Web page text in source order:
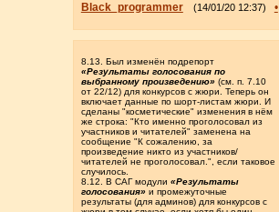
Black_programmer (14/01/20 12:37) •
8.13. Был изменён подрепорт
«Результаты голосования по
выбранному произведению» (см. п. 7.10
от 22/12) для конкурсов с жюри. Теперь он
включает данные по шорт-листам жюри. И
сделаны "косметические" изменения в нём
же строка: "Кто именно проголосовал из
участников и читателей" заменена на
сообщение "К сожалению, за
произведение никто из участников/
читателей не проголосовал.", если таковое
случилось.
8.12. В САГ модули «Результаты
голосования» и промежуточные
результаты (для админов) для конкурсов с